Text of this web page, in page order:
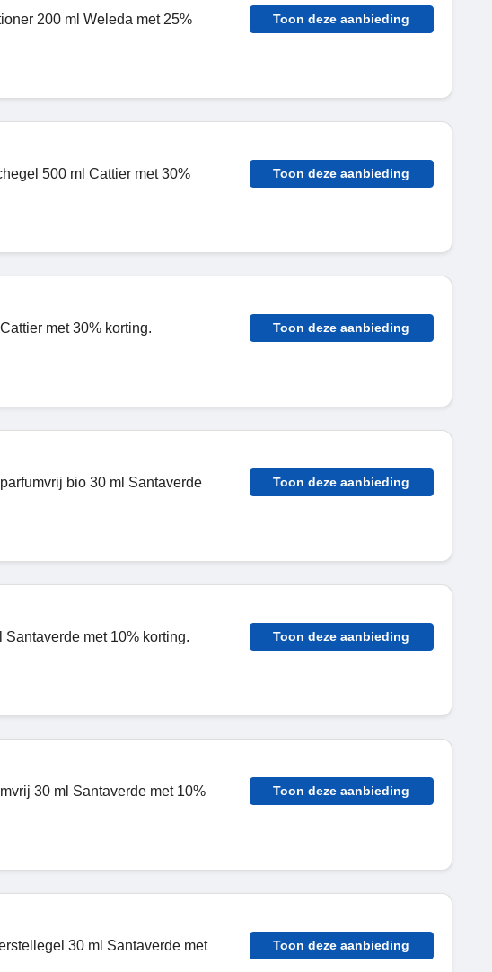
200 ml Weleda met 25%
Toon deze aanbieding
500 ml Cattier met 30%
Toon deze aanbieding
met 30% korting. Toon deze aanbieding
bio 30 ml Santaverde
Toon deze aanbieding
met 10% korting. Toon deze aanbieding
30 ml Santaverde met 10%
Toon deze aanbieding
30 ml Santaverde met
Toon deze aanbieding